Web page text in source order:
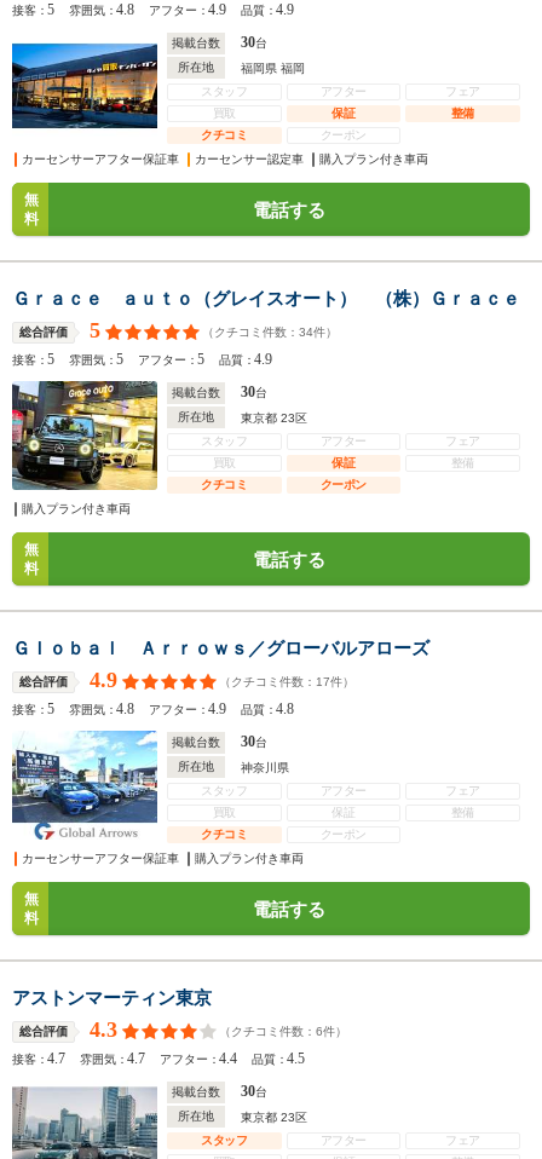
接客：5 雰囲気：4.8 アフター：4.9 品質：4.9
掲載台数 30台
所在地
福岡県 福岡
スタッフ
アフター
フェア
買取
保証
整備
クチコミ
クーポン
カーセンサーアフター保証車
カーセンサー認定車 購入プラン付き車両
無
料
電話する
Ｇｒａｃｅ ａｕｔｏ（グレイスオート） （株）Ｇｒａｃｅ
総合評価 5 （クチコミ件数： 34件）
接客：5 雰囲気：5 アフター：5 品質：4.9
掲載台数 30台
所在地
東京都 23区
スタッフ
アフター
フェア
買取
保証
整備
クチコミ
クーポン
購入プラン付き車両
無
料
電話する
Ｇｌｏｂａｌ Ａｒｒｏｗｓ／グローバルアローズ
総合評価 4.9 （クチコミ件数： 17件）
接客：5 雰囲気：4.8 アフター：4.9 品質：4.8
掲載台数 30台
所在地
神奈川県
スタッフ
アフター
フェア
買取
保証
整備
クチコミ
クーポン
カーセンサーアフター保証車
購入プラン付き車両
無
料
電話する
アストンマーティン東京
総合評価 4.3 （クチコミ件数： 6件）
接客：4.7 雰囲気：4.7 アフター：4.4 品質：4.5
掲載台数 30台
所在地
東京都 23区
スタッフ
アフター
フェア